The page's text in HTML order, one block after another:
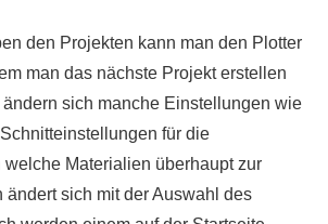
den Projekten kann man den Plotter
man das nächste Projekt erstellen
sich manche Einstellungen wie
für die
welche Materialien überhaupt zur
ändert sich mit der Auswahl des